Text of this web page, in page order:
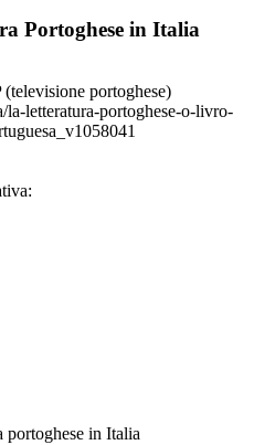
Portoghese in Italia
portoghese)
letteratura-portoghese-o-livro-
portoghese in Italia